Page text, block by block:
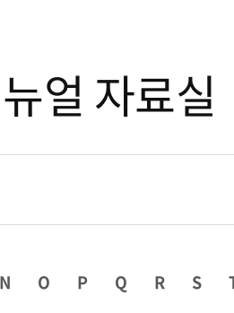
굴절계
환경측정기
인장/압축/변이
얼 자료실
N O P Q R S